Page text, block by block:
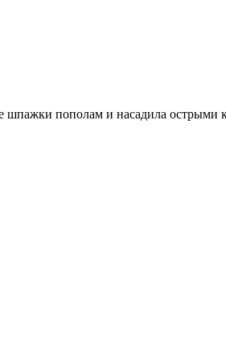
шпажки пополам и насадила острыми